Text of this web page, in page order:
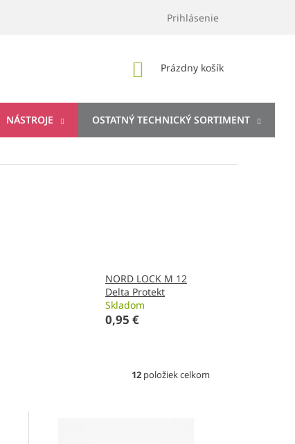
Prihlásenie
NÁKUPNÝ
Prázdny košík
NÁSTROJE OSTATNÝ TECHNICKÝ SORTIMENT
NORD LOCK M 12
Delta Protekt
Skladom
0,95 €
12 položiek celkom